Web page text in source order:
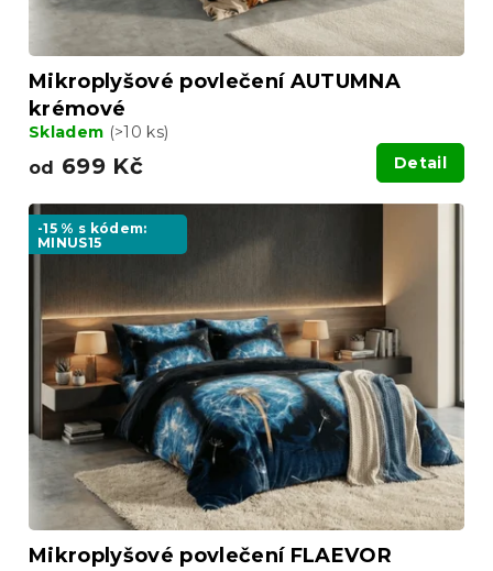
Mikroplyšové povlečení AUTUMNA
krémové
Skladem (>10 ks)
od 699 Kč Detail
-15 % s kódem:
MINUS15
Mikroplyšové povlečení FLAEVOR